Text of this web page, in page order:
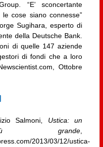
“E’ sconcertante
cose siano connesse”
Sugihara, esperto di
della Deutsche Bank.
di quelle 147 aziende
di fondi che a loro
Ottobre
Salmoni, Ustica: un
grande
2013/03/12/ustica-